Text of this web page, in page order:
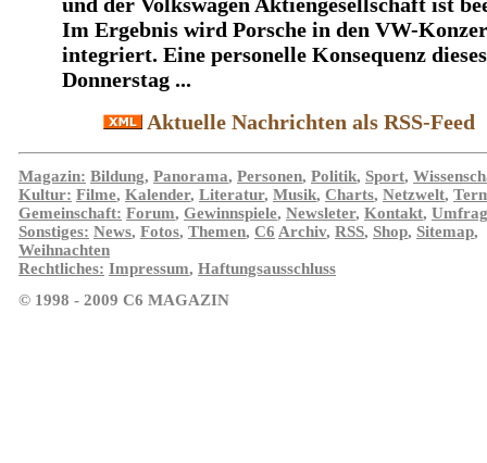
Im Ergebnis wird Porsche in den VW-
integriert. Eine personelle Konsequenz
Donnerstag ...
Aktuelle Nachrichten als RSS-Feed
Magazin: Bildung, Panorama, Personen, Politik, Sport,
Kultur: Filme, Kalender, Literatur, Musik, Charts, Netzwelt,
Gemeinschaft: Forum, Gewinnspiele, Newsleter, Kontakt,
Sonstiges: News, Fotos, Themen, C6 Archiv, RSS, Shop, Sitemap,
Weihnachten
Rechtliches: Impressum, Haftungsausschluss
© 1998 - 2009 C6 MAGAZIN